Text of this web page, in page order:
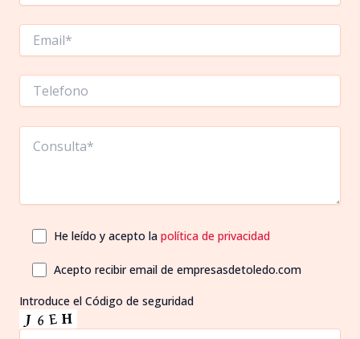
He leído y acepto la política de privacidad
Acepto recibir email de empresasdetoledo.com
Introduce el Código de seguridad